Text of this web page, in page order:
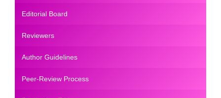
Editorial Board
Reviewers
Author Guidelines
Peer-Review Process